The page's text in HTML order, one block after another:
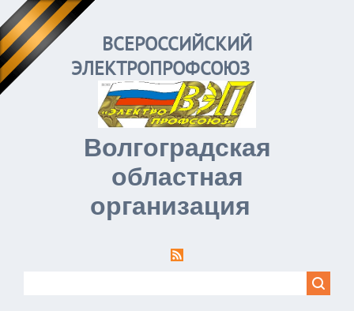
ВСЕРОССИЙСКИЙ
ЭЛЕКТРОПРОФСОЮЗ
Волгоградская
областная
организация